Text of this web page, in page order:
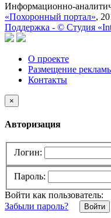
Информационно-
«Похоронный портал»,
Поддержка - © Cтудия
О проекте
Размещение
Контакты
×
Авторизация
Логин:
Пароль:
Войти как пользователь:
Забыли пароль?